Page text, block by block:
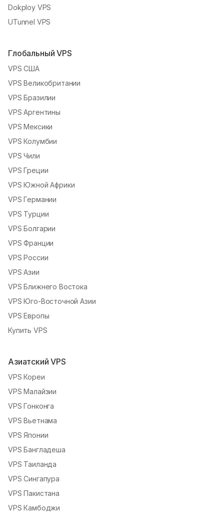
Dokploy VPS
UTunnel VPS
Глобальный VPS
VPS США
VPS Великобритании
VPS Бразилии
VPS Аргентины
VPS Мексики
VPS Колумбии
VPS Чили
VPS Греции
VPS Южной Африки
VPS Германии
VPS Турции
VPS Болгарии
VPS Франции
VPS России
VPS Азии
VPS Ближнего Востока
VPS Юго-Восточной Азии
VPS Европы
Купить VPS
Азиатский VPS
VPS Кореи
VPS Малайзии
VPS Гонконга
VPS Вьетнама
VPS Японии
VPS Бангладеша
VPS Таиланда
VPS Сингапура
VPS Пакистана
VPS Камбоджи